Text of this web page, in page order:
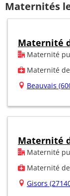
Maternités
Maternité
Maternité
Maternité
Beauvais
Maternité
Maternité
Maternité de
Gisors